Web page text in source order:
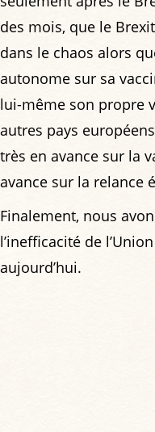
des mois, que le
dans le chaos alors
autonome sur sa
lui-même son propre
autres pays
très en avance sur la
avance sur la relance
Finalement, nous
l’inefficacité de
aujourd’hui.